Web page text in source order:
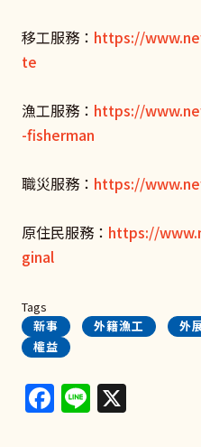
移工服務： https://
te
漁工服務： https://
-fisherman
職災服務： https://
原住民服務： https://
ginal
Tags
新事
外籍漁工 外
權益
Facebook
Line